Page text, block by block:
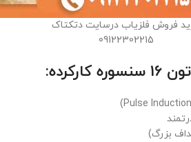
فروش فلزیاب درسایت دتکتاک
09122302215
کارکرده :
بزرگ)